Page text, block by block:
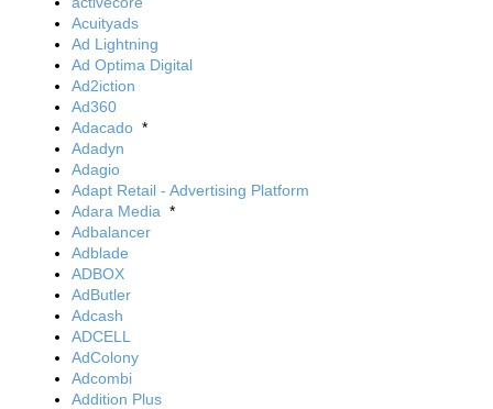
Acuityads
Ad Lightning
Ad Optima Digital
Ad2iction
Ad360
Adacado *
Adadyn
Adagio
Adapt Retail - Advertising Platform
Adara Media *
Adbalancer
Adblade
ADBOX
AdButler
Adcash
ADCELL
AdColony
Adcombi
Addition Plus